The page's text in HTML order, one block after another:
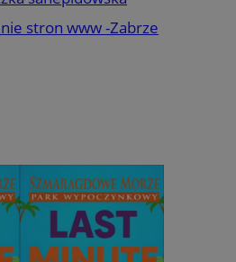
stron www -Zabrze